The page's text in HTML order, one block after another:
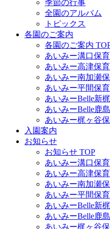
季節の行事
全園のアルバム
トピックス
各園のご案内
各園のご案内
あいみー溝口保
あいみー高津保
あいみー南加瀬
あいみー平間保
あいみーBelle新
あいみーBelle鹿
あいみー梶ヶ谷
入園案内
お知らせ
お知らせ TOP
あいみー溝口保
あいみー高津保
あいみー南加瀬
あいみー平間保
あいみーBelle新
あいみーBelle鹿
あいみー梶ヶ谷